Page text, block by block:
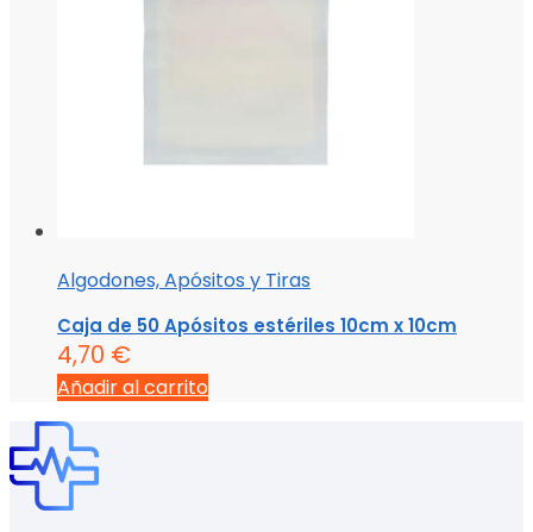
Algodones, Apósitos y Tiras
Caja de 50 Apósitos estériles 10cm x 10cm
4,70 €
Añadir al carrito